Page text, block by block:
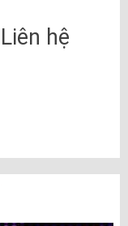
Liên hệ